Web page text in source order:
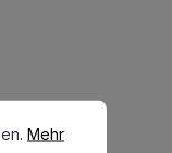
Mehr Informationen ...
Mehr